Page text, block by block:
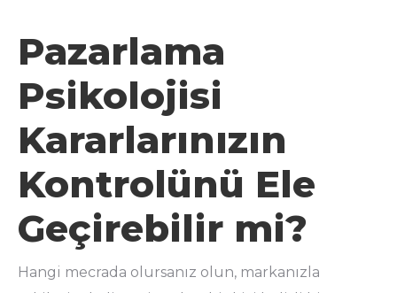
Pazarlama
Psikolojisi
Kararlarınızın
Kontrolünü Ele
Geçirebilir mi?
Hangi mecrada olursanız olun, markanızla